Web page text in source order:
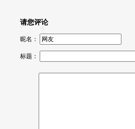
请您评论
昵名：
标题：